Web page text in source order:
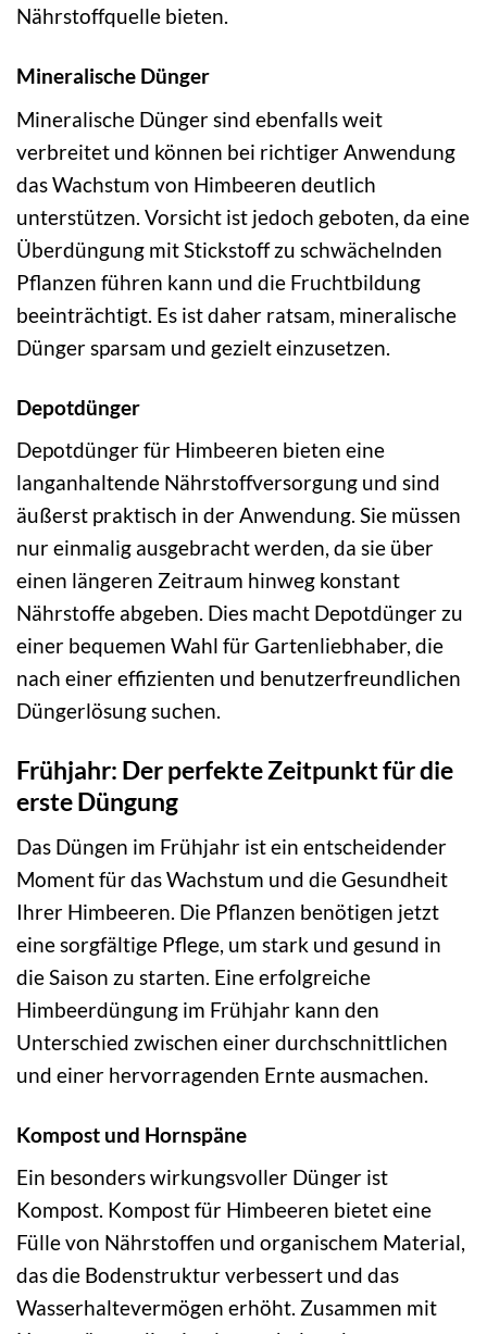
Nährstoffquelle bieten.
Mineralische Dünger
Mineralische Dünger sind ebenfalls weit
verbreitet und können bei richtiger Anwendung
das Wachstum von Himbeeren deutlich
unterstützen. Vorsicht ist jedoch geboten, da eine
Überdüngung mit Stickstoff zu schwächelnden
Pflanzen führen kann und die Fruchtbildung
beeinträchtigt. Es ist daher ratsam, mineralische
Dünger sparsam und gezielt einzusetzen.
Depotdünger
Depotdünger für Himbeeren bieten eine
langanhaltende Nährstoffversorgung und sind
äußerst praktisch in der Anwendung. Sie müssen
nur einmalig ausgebracht werden, da sie über
einen längeren Zeitraum hinweg konstant
Nährstoffe abgeben. Dies macht Depotdünger zu
einer bequemen Wahl für Gartenliebhaber, die
nach einer effizienten und benutzerfreundlichen
Düngerlösung suchen.
Frühjahr: Der perfekte Zeitpunkt für die
erste Düngung
Das Düngen im Frühjahr ist ein entscheidender
Moment für das Wachstum und die Gesundheit
Ihrer Himbeeren. Die Pflanzen benötigen jetzt
eine sorgfältige Pflege, um stark und gesund in
die Saison zu starten. Eine erfolgreiche
Himbeerdüngung im Frühjahr kann den
Unterschied zwischen einer durchschnittlichen
und einer hervorragenden Ernte ausmachen.
Kompost und Hornspäne
Ein besonders wirkungsvoller Dünger ist
Kompost. Kompost für Himbeeren bietet eine
Fülle von Nährstoffen und organischem Material,
das die Bodenstruktur verbessert und das
Wasserhaltevermögen erhöht. Zusammen mit